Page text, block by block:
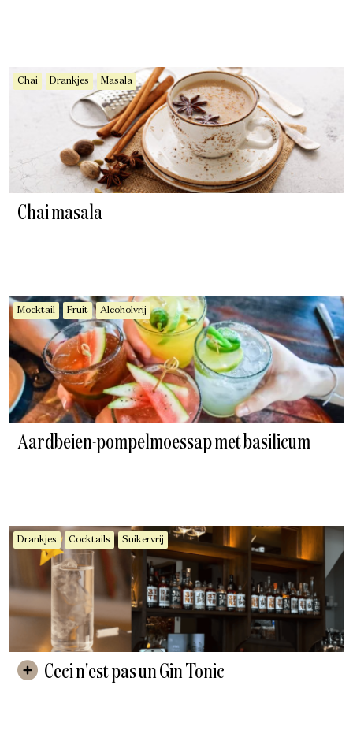
Chai Drankjes Masala
Chai masala
Mocktail Fruit Alcoholvrij
Aardbeien-pompelmoessap met basilicum
Drankjes Cocktails Suikervrij
Ceci n'est pas un Gin Tonic